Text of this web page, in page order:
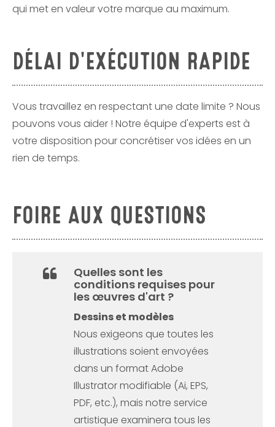
qui met en valeur votre marque au maximum.
DÉLAI D'EXÉCUTION RAPIDE
Vous travaillez en respectant une date limite ? Nous
pouvons vous aider ! Notre équipe d'experts est à
votre disposition pour concrétiser vos idées en un
rien de temps.
FOIRE AUX QUESTIONS
Quelles sont les
conditions requises pour
les œuvres d'art ?
Dessins et modèles
Nous exigeons que toutes les
illustrations soient envoyées
dans un format Adobe
Illustrator modifiable (Ai, EPS,
PDF, etc.), mais notre service
artistique examinera tous les